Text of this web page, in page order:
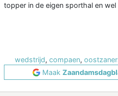
topper in de eigen sporthal en wel
wedstrijd, compaen,
Maak